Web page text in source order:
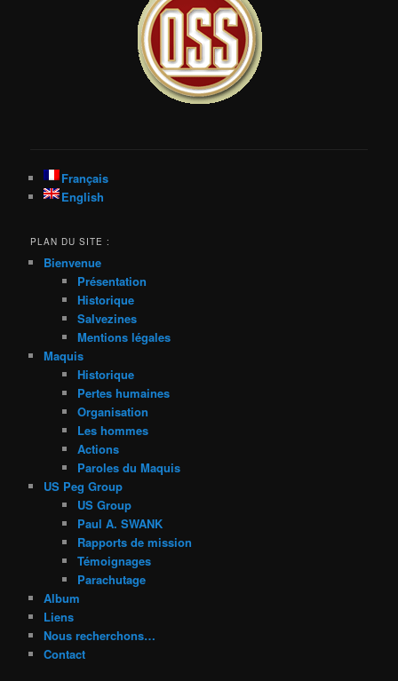
Français
English
PLAN DU SITE :
Bienvenue
Présentation
Historique
Salvezines
Mentions légales
Maquis
Historique
Pertes humaines
Organisation
Les hommes
Actions
Paroles du Maquis
US Peg Group
US Group
Paul A. SWANK
Rapports de mission
Témoignages
Parachutage
Album
Liens
Nous recherchons…
Contact